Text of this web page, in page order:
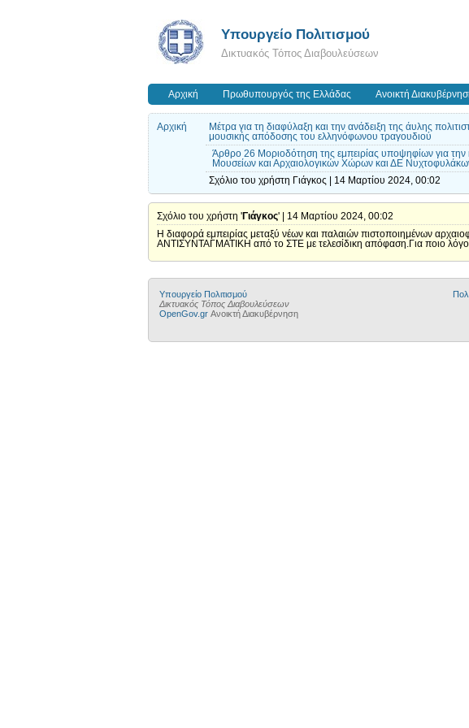
Υπουργείο Πολιτισμού
Δικτυακός Τόπος Διαβουλεύσεων
Αρχική Πρωθυπουργός της Ελλάδας Ανοικτή
Αρχική
Μέτρα για τη διαφύλαξη και την ανάδειξη της άυλης
μουσικής απόδοσης του ελληνόφωνου τραγουδιού
Άρθρο 26 Μοριοδότηση της εμπειρίας υποψηφίων για
Μουσείων και Αρχαιολογικών Χώρων και ΔΕ
Σχόλιο του χρήστη Γιάγκος | 14 Μαρτίου 2024, 00:02
Σχόλιο του χρήστη 'Γιάγκος' | 14 Μαρτίου 2024, 00:02
Η διαφορά εμπειρίας μεταξύ νέων και παλαιών πιστοποιημένων
ΑΝΤΙΣΥΝΤΑΓΜΑΤΙΚΗ από το ΣΤΕ με τελεσίδικη απόφαση.Για ποιο
Υπουργείο Πολιτισμού
Δικτυακός Τόπος Διαβουλεύσεων
OpenGov.gr Ανοικτή Διακυβέρνηση